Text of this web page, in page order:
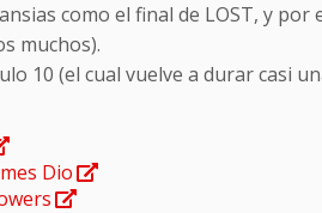
como el final de LOST, y por
muchos).
10 (el cual vuelve a durar casi
Dio